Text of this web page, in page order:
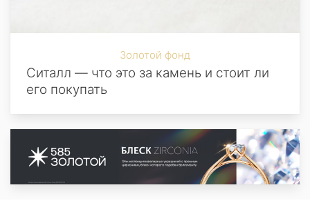
Золотой фонд
Ситалл — что это за камень и стоит ли
его покупать